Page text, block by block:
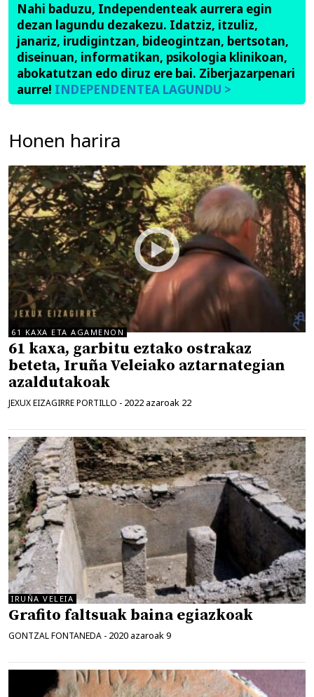
Nahi baduzu, Independenteak aurrera egin
dezan lagundu dezakezu. Idatziz, itzuliz,
janariz, irudigintzan, bideogintzan, bertsotan,
diseinuan, informatikan, psikologia klinikoan,
abokatutzan edo diruz ere bai. Ziberjazarpenari
aurre! INDEPENDENTEA LAGUNDU >
Honen harira
61 KAXA ETA AGAMENON
61 kaxa, garbitu eztako ostrakaz
beteta, Iruña Veleiako aztarnategian
azaldutakoak
JEXUX EIZAGIRRE PORTILLO - 2022 azaroak 22
IRUÑA VELEIA
Grafito faltsuak baina egiazkoak
GONTZAL FONTANEDA - 2020 azaroak 9